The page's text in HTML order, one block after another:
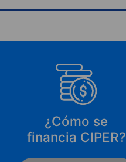
¿Cómo se
financia CIPER?